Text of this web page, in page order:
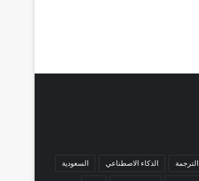
الترجمة الذكاء الاصطناعي السعودية